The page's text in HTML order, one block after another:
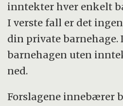
inntekter hver enkelt
I verste fall er det
din private barnehage.
barnehagen uten
ned.
Forslagene innebærer